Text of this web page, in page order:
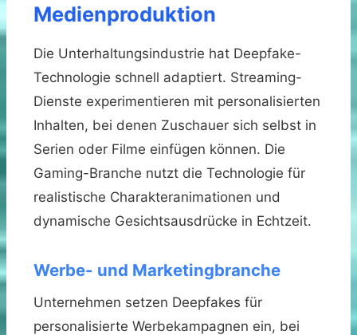
Medienproduktion
Die Unterhaltungsindustrie hat Deepfake-
Technologie schnell adaptiert. Streaming-
Dienste experimentieren mit personalisierten
Inhalten, bei denen Zuschauer sich selbst in
Serien oder Filme einfügen können. Die
Gaming-Branche nutzt die Technologie für
realistische Charakteranimationen und
dynamische Gesichtsausdrücke in Echtzeit.
Werbe- und Marketingbranche
Unternehmen setzen Deepfakes für
personalisierte Werbekampagnen ein, bei